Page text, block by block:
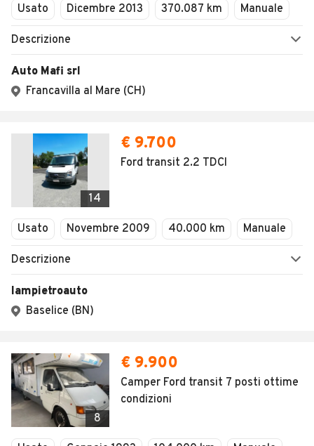
Usato Dicembre 2013 370.087 km Manuale
Descrizione
Auto Mafi srl
Francavilla al Mare (CH)
14
€ 9.700
Ford transit 2.2 TDCI
Usato Novembre 2009 40.000 km Manuale
Descrizione
Iampietroauto
Baselice (BN)
8
€ 9.900
Camper Ford transit 7 posti ottime
condizioni